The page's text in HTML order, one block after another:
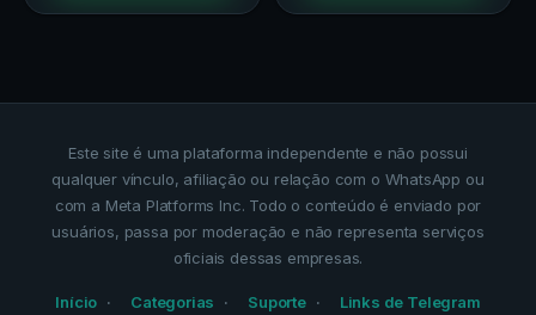
Este site é uma plataforma independente e não possui
qualquer vínculo, afiliação ou relação com o WhatsApp ou
com a Meta Platforms Inc. Todo o conteúdo é enviado por
usuários, passa por moderação e não representa serviços
oficiais dessas empresas.
Início Categorias Suporte Links de Telegram